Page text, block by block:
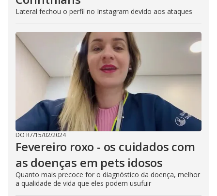
Lateral fechou o perfil no Instagram devido aos ataques
DO R7/15/02/2024
Fevereiro roxo - os cuidados com
as doenças em pets idosos
Quanto mais precoce for o diagnóstico da doença, melhor
a qualidade de vida que eles podem usufuir